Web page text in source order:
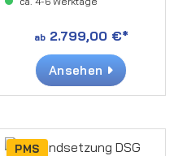
ab2.799,00 €*
Ansehen
PMS